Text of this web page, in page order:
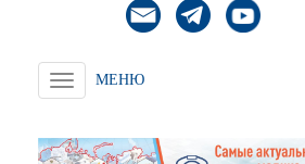
Toggle
navigation